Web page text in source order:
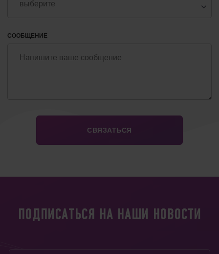
СООБЩЕНИЕ
ПОДПИСАТЬСЯ НА НАШИ НОВОСТИ